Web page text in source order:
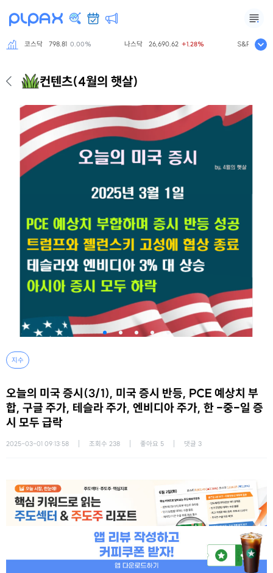
코스닥 798.81 0.00% 나스닥 26,690.62 +1.28% S&P500
컨텐츠(4월의 햇살)
지수
오늘의 미국 증시(3/1), 미국 증시 반등, PCE 예상치 부
합, 구글 주가, 테슬라 주가, 엔비디아 주가, 한 -중-일 증
시 모두 급락
2025-03-01 09:13:58 조회수 238 좋아요 5 댓글 3